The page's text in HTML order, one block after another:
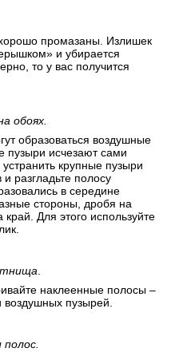
промазаны. Излишек
и убирается
то у вас получится
обоях.
образоваться воздушные
пузыри исчезают сами
крупные пузыри
и разгладьте полосу
в середине
стороны, дробя на
Для этого используйте
.
наклеенные полосы –
воздушных пузырей.